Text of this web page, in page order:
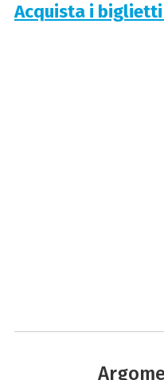
Acquista i